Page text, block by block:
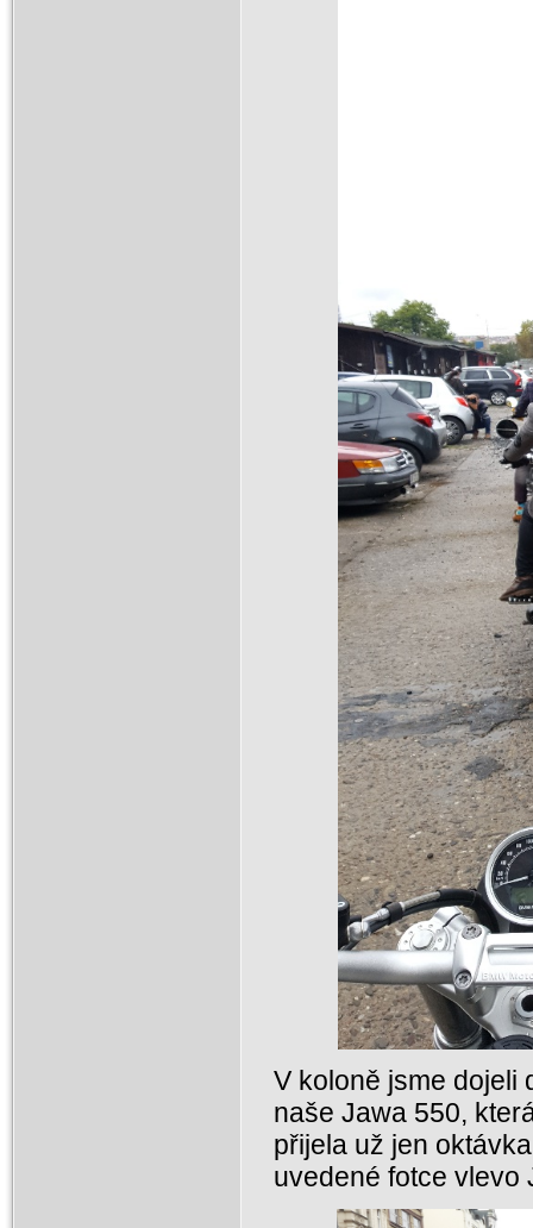
V koloně jsme dojeli
naše Jawa 550,
přijela už jen
uvedené fotce vlevo